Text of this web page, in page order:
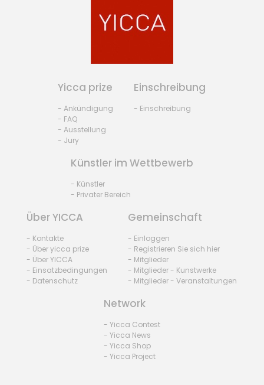
Yicca prize
- Ankündigung
- FAQ
- Ausstellung
- Jury
Einschreibung
- Einschreibung
Künstler im Wettbewerb
- Künstler
- Privater Bereich
Über YICCA
- Kontakte
- Über yicca prize
- Über YICCA
- Einsatzbedingungen
- Datenschutz
Gemeinschaft
- Einloggen
- Registrieren Sie sich hier
- Mitglieder
- Mitglieder - Kunstwerke
- Mitglieder - Veranstaltungen
Network
- Yicca Contest
- Yicca News
- Yicca Shop
- Yicca Project